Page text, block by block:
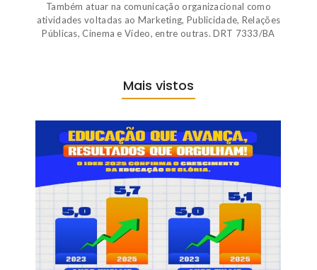
Também atuar na comunicação organizacional como
atividades voltadas ao Marketing, Publicidade, Relações
Públicas, Cinema e Vídeo, entre outras. DRT 7333/BA
Mais vistos